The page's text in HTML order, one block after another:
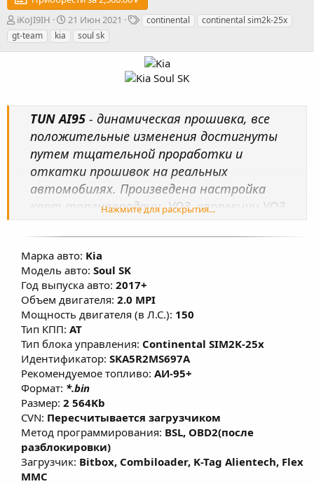
А
в
т
iKoJI9IH
Д
а
т
а
н
и
я
21 Июн 2021
Т
и
continental
continental sim2k-25x
gt-team
kia soul sk
TUN AI95 - динамическая прошивка, все
положительные изменения достигнуты
путем тщательной проработки и
откатки прошивок на реальных
автомобилях. Произведена настройка
карт топливоподачи, УОЗ, коррекции УОЗ,
факторы, влияющие на расчет моментной
модели, переработаны алгоритмы
включения кондиционера в мощностном
режиме, что позволяет улучшить
эластичность и динамику без
существенного
изменения расхода топлива. Данные
решения предназначены для повседневной
езды при этом не влияет на ресурс
двигателя, а в большинстве случаев при
использовании рекомендованного топлива
(согласно ТТХ двигателей) -
модернизированная и правильно
настроенная программа позволяет
Нажмите для раскрытия...
Марка авто: Kia
Модель авто: Soul SK
Год выпуска авто: 2017+
Объем двигателя: 2.0 MPI
Мощность двигателя (в Л.С.): 150
Тип КПП: AT
Тип блока управления: Continental SIM2K-25x
Идентификатор: SKA5R2MS697A
Рекомендуемое топливо: АИ-95+
Формат: *.bin
Размер: 2 564Kb
CVN: Пересчитывается загрузчиком
Метод программирования: BSL, OBD2(после
разблокировки)
Загрузчик: Bitbox, Combiloader, K-Tag Alientech, Flex
MMC